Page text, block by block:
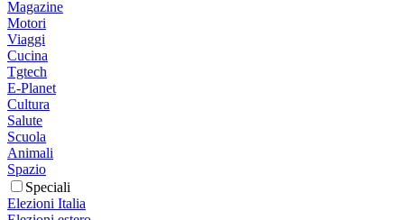
Magazine
Motori
Viaggi
Cucina
Tgtech
E-Planet
Cultura
Salute
Scuola
Animali
Spazio
Speciali
Elezioni Italia